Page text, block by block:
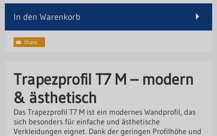
In den Warenkorb
Trapezprofil T7 M – modern
& ästhetisch
Das Trapezprofil T7 M ist ein modernes Wandprofil, das
sich besonders für einfache und ästhetische
Verkleidungen eignet. Dank der geringen Profilhöhe und